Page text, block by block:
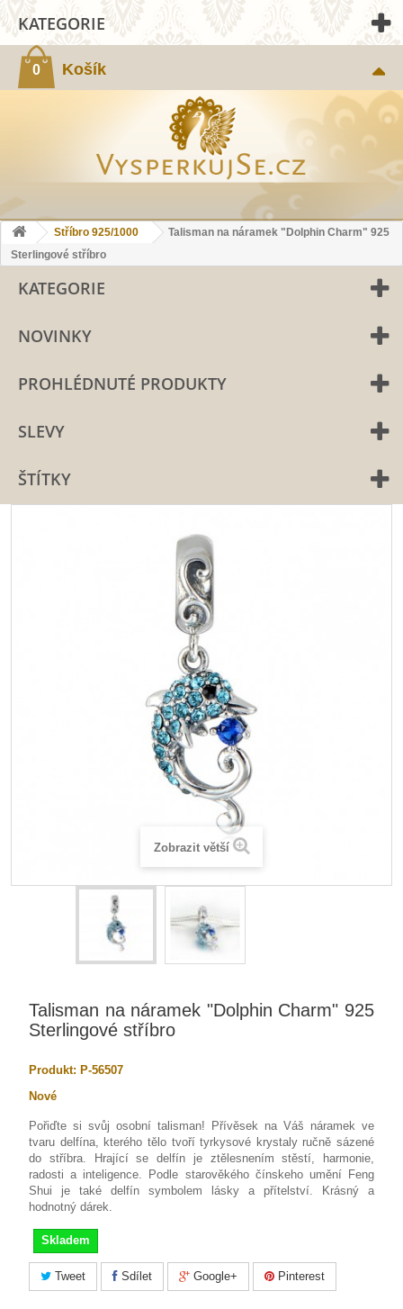
0 Košík
KATEGORIE
Stříbro 925/1000
Talisman na náramek "Dolphin Charm" 925
Sterlingové stříbro
KATEGORIE
NOVINKY
PROHLÉDNUTÉ PRODUKTY
SLEVY
ŠTÍTKY
Zobrazit větší
Talisman na náramek "Dolphin Charm" 925
Sterlingové stříbro
Produkt: P-56507
Nové
Pořiďte si svůj osobní talisman! Přívěsek na Váš náramek ve
tvaru delfína, kterého tělo tvoří tyrkysové krystaly ručně sázené
do stříbra. Hrající se delfín je ztělesnením stěstí, harmonie,
radosti a inteligence. Podle starověkého čínskeho umění Feng
Shui je také delfín symbolem lásky a přítelství. Krásný a
hodnotný dárek.
Skladem
Tweet Sdílet Google+ Pinterest